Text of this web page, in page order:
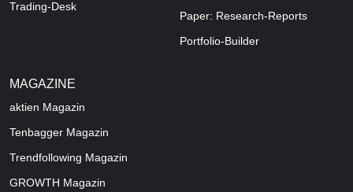
Trading-Desk
Paper: Research-Reports
Portfolio-Builder
MAGAZINE
aktien Magazin
Tenbagger Magazin
Trendfollowing Magazin
GROWTH Magazin